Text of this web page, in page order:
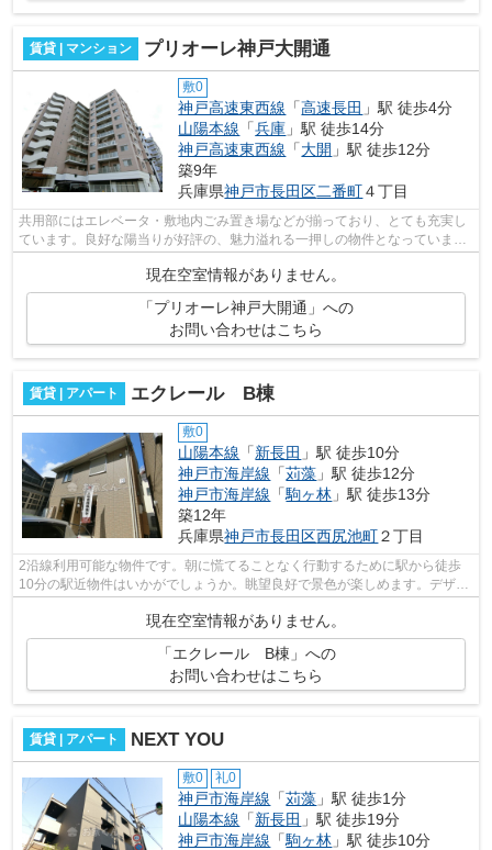
賃貸 | マンション プリオーレ神戸大開通
敷0
神戸高速東西線 「高速長田 」駅 徒歩4分
山陽本線 「兵庫 」駅 徒歩14分
神戸高速東西線 「大開 」駅 徒歩12分
築9年
兵庫県神戸市長田区二番町４丁目
共用部にはエレベータ・敷地内ごみ置き場などが揃っており、とても充実し
ています。良好な陽当りが好評の、魅力溢れる一押しの物件となっていま
す。築6年の物件で充実した毎日を過ごし...
現在空室情報がありません。
「プリオーレ神戸大開通」への
お問い合わせはこちら
賃貸 | アパート エクレール B棟
敷0
山陽本線 「新長田 」駅 徒歩10分
神戸市海岸線 「苅藻 」駅 徒歩12分
神戸市海岸線 「駒ヶ林 」駅 徒歩13分
築12年
兵庫県神戸市長田区西尻池町２丁目
2沿線利用可能な物件です。朝に慌てることなく行動するために駅から徒歩
10分の駅近物件はいかがでしょうか。眺望良好で景色が楽しめます。デザイ
現在空室情報がありません。
「エクレール B棟」への
お問い合わせはこちら
賃貸 | アパート NEXT YOU
敷0 礼0
神戸市海岸線 「苅藻 」駅 徒歩1分
山陽本線 「新長田 」駅 徒歩19分
神戸市海岸線 「駒ヶ林 」駅 徒歩10分